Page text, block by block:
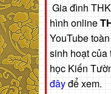
Gia đình
hình online
YouTube
sinh hoạt của
học Kiến
đâyđể xem.